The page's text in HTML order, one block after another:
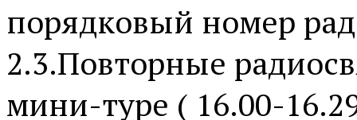
порядковый номер
2.3.Повторные
мини-туре ( 16.00-